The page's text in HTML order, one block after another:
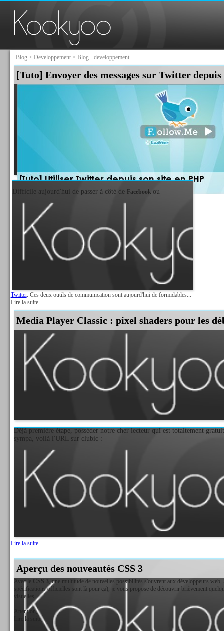
Blog> Developpement> Blog - developpement
[Tuto] Envoyer des messages sur Twitter depuis
Difficile aujourd'hui de passer à côté de Facebook ou
Twitter. Ces deux outils de communication sont aujourd'hui de formidables...
Lire la suite
Media Player Classic : pixel shaders pour les
Déjà première étape, posséder notre cher lecteur qui est totaltement
sympa, voilà l'URL sur clubic :
Lire la suite
Aperçu des nouveautés CSS 3
Avec le CSS 3, une multitude de nouvelles possibilités s'ouvrent aux développeurs
spécifications officielles sont là pour ça), je vous propose de découvrir brièvement
visuelles.
Attention,...
Lire la suite